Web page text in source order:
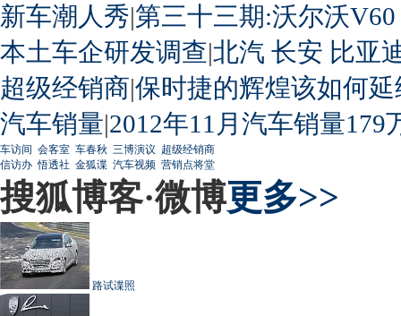
新车潮人秀|第三十三期:沃尔沃
本土车企研发调查|北汽 长安 比亚
超级经销商|保时捷的辉煌该如何延
汽车销量|2012年11月汽车销量179
车访间 会客室 车春秋 三博演议 超级经销商
信访办 悟透社 金狐谍 汽车视频 营销点将堂
搜狐博客·微博更多>>
路试谍照